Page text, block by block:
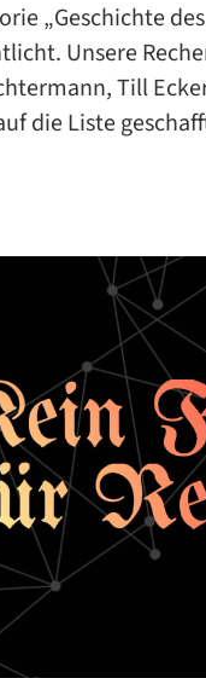
„Geschichte
Unsere
Till
die Liste